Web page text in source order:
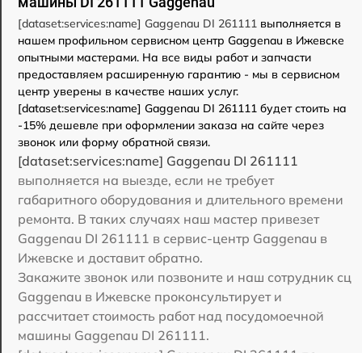
[dataset:services:name] Gaggenau DI 261111 выполняется в
нашем профильном сервисном центр Gaggenau в Ижевске
опытными мастерами. На все виды работ и запчасти
предоставляем расширенную гарантию - мы в сервисном
центр уверены в качестве наших услуг.
[dataset:services:name] Gaggenau DI 261111 будет стоить на
-15% дешевле при оформлении заказа на сайте через
звонок или форму обратной связи.
[dataset:services:name] Gaggenau DI 261111
выполняется на выезде, если не требует
габаритного оборудования и длительного времени
ремонта. В таких случаях наш мастер привезет
Gaggenau DI 261111 в сервис-центр Gaggenau в
Ижевске и доставит обратно.
Закажите звонок или позвоните и наш сотрудник сц
Gaggenau в Ижевске проконсультирует и
рассчитает стоимость работ над посудомоечной
машины Gaggenau DI 261111.